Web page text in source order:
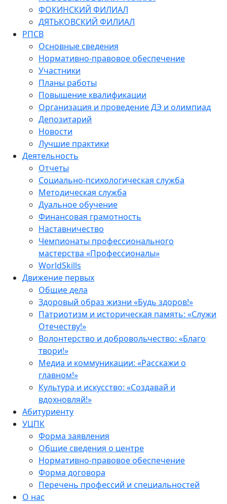
ФОКИНСКИЙ ФИЛИАЛ
ДЯТЬКОВСКИЙ ФИЛИАЛ
РПСВ
Основные сведения
Нормативно-правовое обеспечение
Участники
Планы работы
Повышение квалификации
Организация и проведение ДЭ и олимпиад
Депозитарий
Новости
Лучшие практики
Деятельность
Отчеты
Социально-психологическая служба
Методическая служба
Дуальное обучение
Финансовая грамотность
Наставничество
Чемпионаты профессионального
мастерства «Профессионалы»
WorldSkills
Движение первых
Общие дела
Здоровый образ жизни «Будь здоров!»
Патриотизм и историческая память: «Служи
Отечеству!»
Волонтерство и добровольчество: «Благо
твори!»
Медиа и коммуникации: «Расскажи о
главном!»
Культура и искусство: «Создавай и
вдохновляй!»
Абитуриенту
УЦПК
Форма заявления
Общие сведения о центре
Нормативно-правовое обеспечение
Форма договора
Перечень профессий и специальностей
О нас